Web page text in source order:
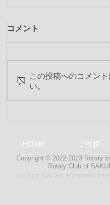
第2318回 2019-20年
コメント
この投稿へのコメン
い。
HOME ご挨拶
Copyright © 2022-2023 Rotary
Rotaly Club of